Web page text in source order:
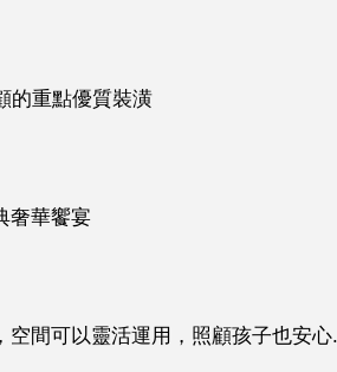
的重點優質裝潢
奢華饗宴
空間可以靈活運用，照顧孩子也安心